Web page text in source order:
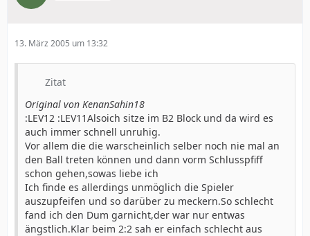
13. März 2005 um 13:32
Zitat
Original von KenanSahin18
:LEV12 :LEV11Alsoich sitze im B2 Block und da wird es
auch immer schnell unruhig.
Vor allem die die warscheinlich selber noch nie mal an
den Ball treten können und dann vorm Schlusspfiff
schon gehen,sowas liebe ich
Ich finde es allerdings unmöglich die Spieler
auszupfeifen und so darüber zu meckern.So schlecht
fand ich den Dum garnicht,der war nur entwas
ängstlich.Klar beim 2:2 sah er einfach schlecht aus